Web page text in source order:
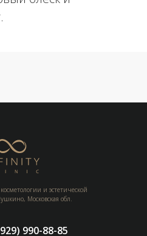
и эстетической
Московская обл.
990-88-85